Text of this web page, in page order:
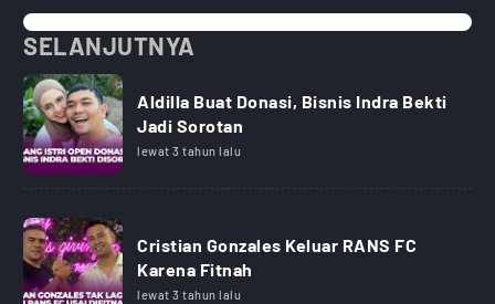
SELANJUTNYA
Aldilla Buat Donasi, Bisnis Indra Bekti
Jadi Sorotan
lewat 3 tahun lalu
Cristian Gonzales Keluar RANS FC
Karena Fitnah
lewat 3 tahun lalu